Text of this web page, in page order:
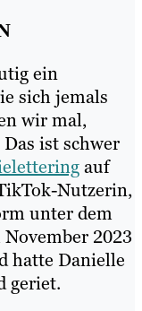
ein
sich jemals
wir mal,
ist schwer
auf
Nutzerin,
unter dem
2023
hatte Danielle
geriet.